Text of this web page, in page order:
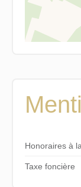
Honoraires à
Taxe foncière